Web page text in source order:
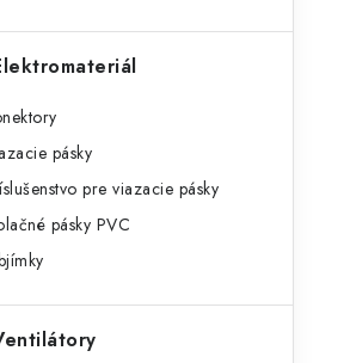
pásky
pre viazacie pásky
pásky PVC